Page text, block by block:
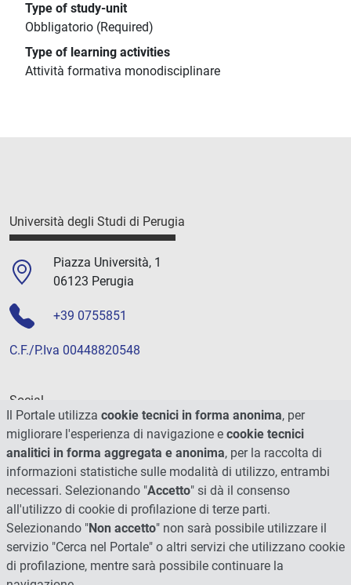
Type of study-unit
Obbligatorio (Required)
Type of learning activities
Attività formativa monodisciplinare
Università degli Studi di Perugia
Piazza Università, 1
06123 Perugia
+39 0755851
C.F./P.Iva 00448820548
Social
Il Portale utilizza cookie tecnici in forma anonima, per
migliorare l'esperienza di navigazione e cookie tecnici
analitici in forma aggregata e anonima, per la raccolta di
informazioni statistiche sulle modalità di utilizzo, entrambi
necessari. Selezionando "Accetto" si dà il consenso
all'utilizzo di cookie di profilazione di terze parti.
Selezionando "Non accetto" non sarà possibile utilizzare il
servizio "Cerca nel Portale" o altri servizi che utilizzano cookie
di profilazione, mentre sarà possibile continuare la